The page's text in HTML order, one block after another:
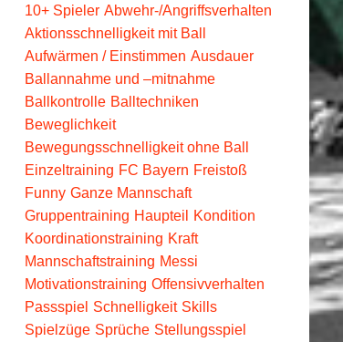
10+ Spieler Abwehr-/Angriffsverhalten
Aktionsschnelligkeit mit Ball
Aufwärmen / Einstimmen Ausdauer
Ballannahme und –mitnahme
Ballkontrolle Balltechniken
Beweglichkeit
Bewegungsschnelligkeit ohne Ball
Einzeltraining FC Bayern Freistoß
Funny Ganze Mannschaft
Gruppentraining Haupteil Kondition
Koordinationstraining Kraft
Mannschaftstraining Messi
Motivationstraining Offensivverhalten
Passspiel Schnelligkeit Skills
Spielzüge Sprüche Stellungsspiel